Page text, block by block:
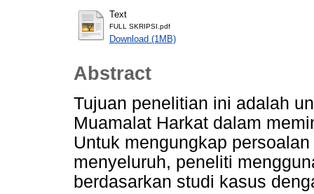
Text
FULL SKRIPSI.pdf
Download (1MB)
Abstract
Tujuan penelitian ini adalah
Muamalat Harkat dalam
Untuk mengungkap
menyeluruh, peneliti
berdasarkan studi kasus